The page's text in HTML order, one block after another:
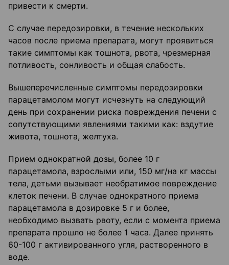
привести к смерти.
С случае передозировки, в течение нескольких
часов после приема препарата, могут проявиться
такие симптомы как тошнота, рвота, чрезмерная
потливость, сонливость и общая слабость.
Вышеперечисленные симптомы передозировки
парацетамолом могут исчезнуть на следующий
день при сохранении риска повреждения печени с
сопутствующими явлениями такими как: вздутие
живота, тошнота, желтуха.
Прием однократной дозы, более 10 г
парацетамола, взрослыми или, 150 мг/на кг массы
тела, детьми вызывает необратимое повреждение
клеток печени. В случае однократного приема
парацетамола в дозировке 5 г и более,
необходимо вызвать рвоту, если с момента приема
препарата прошло не более 1 часа. Далее принять
60-100 г активированного угля, растворенного в
воде.